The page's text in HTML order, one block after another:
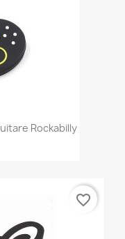
Rockabilly
favorite_border